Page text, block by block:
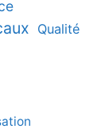
Qualité